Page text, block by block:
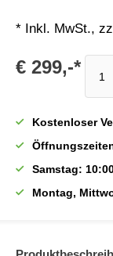
* Inkl. MwSt.,
€ 299,-*
Kostenloser
Samstag:
Montag,